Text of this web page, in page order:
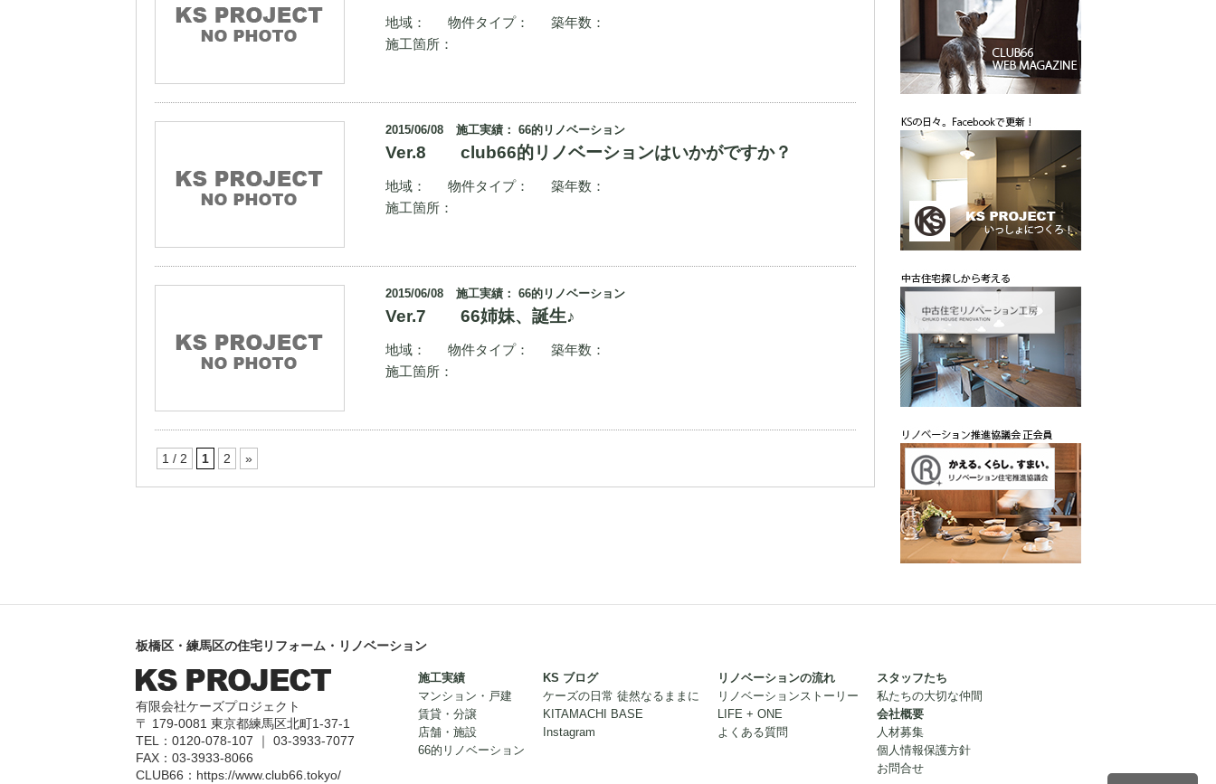
地域： 物件タイプ：
築年数：
施工箇所：
2015/06/08 施工実績： 66的リノベーション
Ver.8 club66的リノベーションはいかがですか？
地域： 物件タイプ：
築年数：
施工箇所：
2015/06/08 施工実績： 66的リノベーション
Ver.7 66姉妹、誕生♪
地域： 物件タイプ：
築年数：
施工箇所：
1 / 2 1 2 »
板橋区・練馬区の住宅リフォーム・リノベーション
有限会社ケーズプロジェクト
〒 179-0081 東京都練馬区北町1-37-1
TEL：0120-078-107 ｜ 03-3933-7077
FAX：03-3933-8066
CLUB66： https://www.club66.tokyo/
施工実績
マンション・戸建
賃貸・分譲
店舗・施設
66的リノベーション
KS ブログ
ケーズの日常 徒然なるままに
KITAMACHI BASE
Instagram
リノベーションの流れ
リノベーションストーリー
LIFE + ONE
よくある質問
スタッフたち
私たちの大切な仲間
会社概要
人材募集
個人情報保護方針
お問合せ